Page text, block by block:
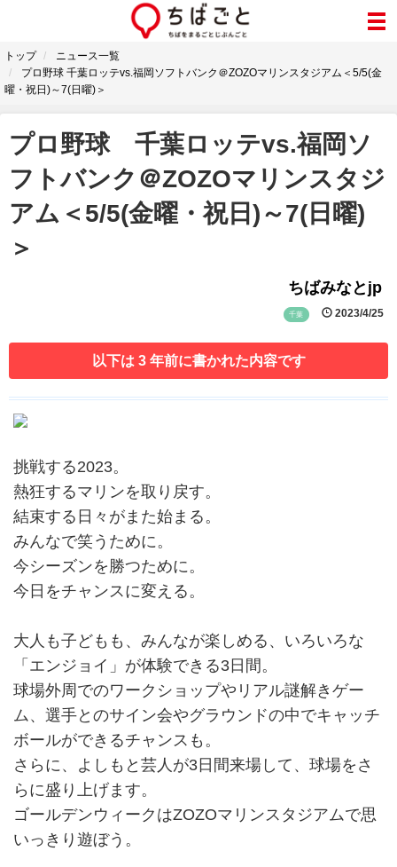
トップ
ニュース一覧
プロ野球 千葉ロッテvs.福岡ソフトバンク＠ZOZOマリンスタジアム＜5/5(金
曜・祝日)～7(日曜)＞
プロ野球 千葉ロッテvs.福岡ソ
フトバンク＠ZOZOマリンスタジ
アム＜5/5(金曜・祝日)～7(日曜)
＞
ちばみなとjp
千葉 2023/4/25
以下は 3 年前に書かれた内容です
挑戦する2023。
熱狂するマリンを取り戻す。
結束する日々がまた始まる。
みんなで笑うために。
今シーズンを勝つために。
今日をチャンスに変える。
大人も子どもも、みんなが楽しめる、いろいろな
「エンジョイ」が体験できる3日間。
球場外周でのワークショップやリアル謎解きゲー
ム、選手とのサイン会やグラウンドの中でキャッチ
ボールができるチャンスも。
さらに、よしもと芸人が3日間来場して、球場をさ
らに盛り上げます。
ゴールデンウィークはZOZOマリンスタジアムで思
いっきり遊ぼう。